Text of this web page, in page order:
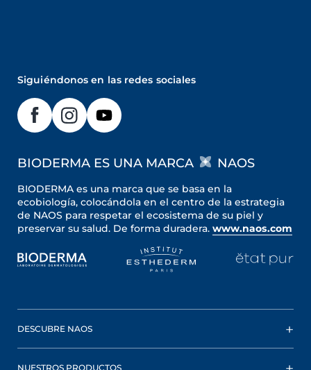
Siguiéndonos en las redes sociales
BIODERMA ES UNA MARCA NAOS
BIODERMA es una marca que se basa en la
ecobiología, colocándola en el centro de la estrategia
de NAOS para respetar el ecosistema de su piel y
preservar su salud. De forma duradera. www.naos.com
DESCUBRE NAOS
NUESTROS PRODUCTOS